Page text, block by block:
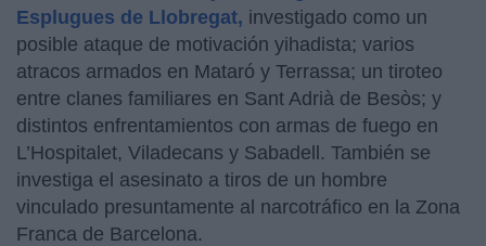
Esplugues de Llobregat, investigado como un
posible ataque de motivación yihadista; varios
atracos armados en Mataró y Terrassa; un tiroteo
entre clanes familiares en Sant Adrià de Besòs; y
distintos enfrentamientos con armas de fuego en
L’Hospitalet, Viladecans y Sabadell. También se
investiga el asesinato a tiros de un hombre
vinculado presuntamente al narcotráfico en la Zona
Franca de Barcelona.